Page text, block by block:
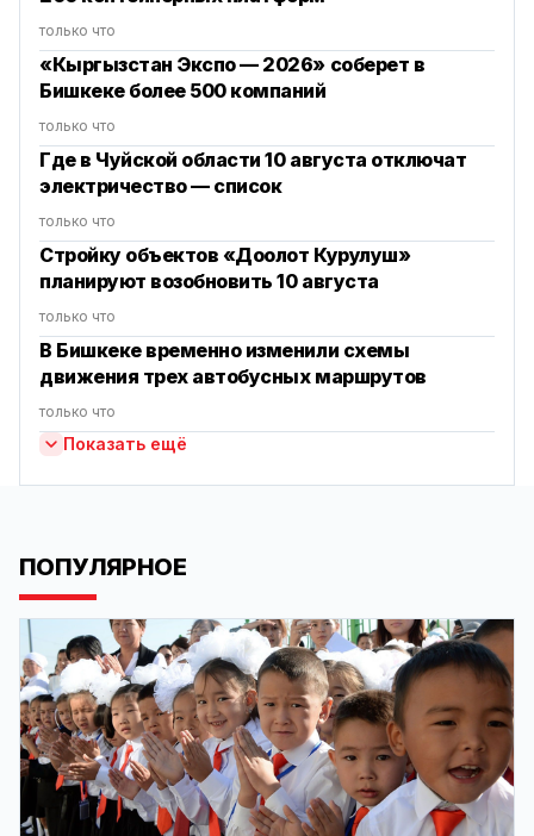
только что
«Кыргызстан Экспо — 2026» соберет в
Бишкеке более 500 компаний
только что
Где в Чуйской области 10 августа отключат
электричество — список
только что
Стройку объектов «Доолот Курулуш»
планируют возобновить 10 августа
только что
В Бишкеке временно изменили схемы
движения трех автобусных маршрутов
только что
Показать ещё
ПОПУЛЯРНОЕ